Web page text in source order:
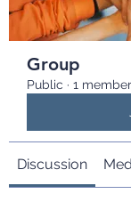
Group
Public · 1 member
Discussion